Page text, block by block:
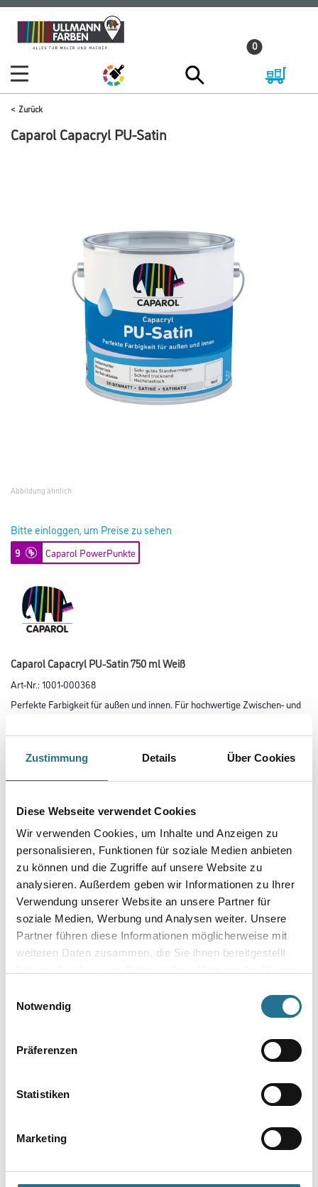
Zustimmung Details Über Cookies
Diese Webseite verwendet Cookies
Wir verwenden Cookies, um Inhalte und Anzeigen zu
personalisieren, Funktionen für soziale Medien anbieten
zu können und die Zugriffe auf unsere Website zu
analysieren. Außerdem geben wir Informationen zu Ihrer
Verwendung unserer Website an unsere Partner für
soziale Medien, Werbung und Analysen weiter. Unsere
Partner führen diese Informationen möglicherweise mit
weiteren Daten zusammen, die Sie ihnen bereitgestellt
Notwendig
Präferenzen
Statistiken
Marketing
Zum
Inhalt
Zum
Navigationsmenü
0
Zurück
Caparol Capacryl PU-Satin
Abbildung ähnlich
Bitte einloggen, um Preise zu sehen
9 Caparol PowerPunkte
Caparol Capacryl PU-Satin 750 ml Weiß
Art-Nr.:1001-000368
Perfekte Farbigkeit für außen und innen. Für hochwertige Zwischen- und
Farbtonbezeichnung
Glanzgrad
Gebinde
Zur Farbauswahl für Ihren Wunschfarbton